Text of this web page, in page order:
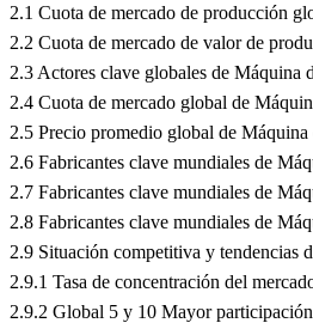
2.1 Cuota de mercado de producción
2.2 Cuota de mercado de valor de
2.3 Actores clave globales de Máquina
2.4 Cuota de mercado global de
2.5 Precio promedio global de
2.6 Fabricantes clave mundiales de
2.7 Fabricantes clave mundiales de
2.8 Fabricantes clave mundiales de
2.9 Situación competitiva y tendencias
2.9.1 Tasa de concentración del
2.9.2 Global 5 y 10 Mayor participación